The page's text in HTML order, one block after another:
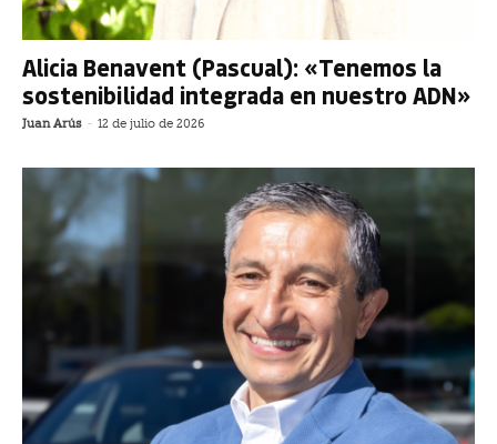
Alicia Benavent (Pascual): «Tenemos la
sostenibilidad integrada en nuestro ADN»
Juan Arús - 12 de julio de 2026